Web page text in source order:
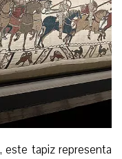
este tapiz representa